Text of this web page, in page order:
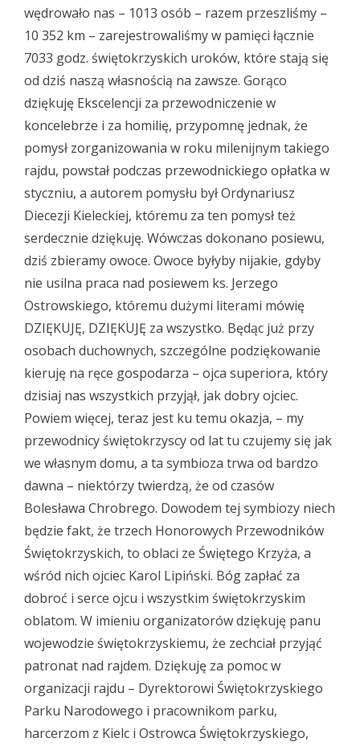
wędrowało nas – 1013 osób – razem przeszliśmy –
10 352 km – zarejestrowaliśmy w pamięci łącznie
7033 godz. świętokrzyskich uroków, które stają się
od dziś naszą własnością na zawsze. Gorąco
dziękuję Ekscelencji za przewodniczenie w
koncelebrze i za homilię, przypomnę jednak, że
pomysł zorganizowania w roku milenijnym takiego
rajdu, powstał podczas przewodnickiego opłatka w
styczniu, a autorem pomysłu był Ordynariusz
Diecezji Kieleckiej, któremu za ten pomysł też
serdecznie dziękuję. Wówczas dokonano posiewu,
dziś zbieramy owoce. Owoce byłyby nijakie, gdyby
nie usilna praca nad posiewem ks. Jerzego
Ostrowskiego, któremu dużymi literami mówię
DZIĘKUJĘ, DZIĘKUJĘ za wszystko. Będąc już przy
osobach duchownych, szczególne podziękowanie
kieruję na ręce gospodarza – ojca superiora, który
dzisiaj nas wszystkich przyjął, jak dobry ojciec.
Powiem więcej, teraz jest ku temu okazja, – my
przewodnicy świętokrzyscy od lat tu czujemy się jak
we własnym domu, a ta symbioza trwa od bardzo
dawna – niektórzy twierdzą, że od czasów
Bolesława Chrobrego. Dowodem tej symbiozy niech
będzie fakt, że trzech Honorowych Przewodników
Świętokrzyskich, to oblaci ze Świętego Krzyża, a
wśród nich ojciec Karol Lipiński. Bóg zapłać za
dobroć i serce ojcu i wszystkim świętokrzyskim
oblatom. W imieniu organizatorów dziękuję panu
wojewodzie świętokrzyskiemu, że zechciał przyjąć
patronat nad rajdem. Dziękuję za pomoc w
organizacji rajdu – Dyrektorowi Świętokrzyskiego
Parku Narodowego i pracownikom parku,
harcerzom z Kielc i Ostrowca Świętokrzyskiego,